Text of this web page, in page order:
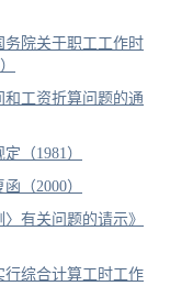
务院关于职工工作时
工资折算问题的通
（1981）
（2000）
有关问题的请示》
综合计算工时工作